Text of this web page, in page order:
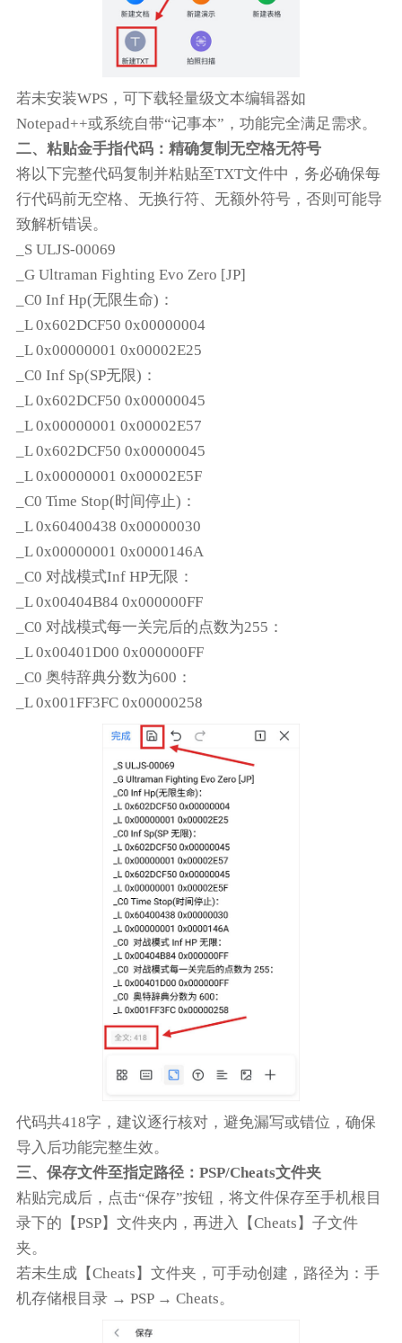
若未安装WPS，可下载轻量级文本编辑器如
Notepad++或系统自带“记事本”，功能完全满足需求。
二、粘贴金手指代码：精确复制无空格无符号
将以下完整代码复制并粘贴至TXT文件中，务必确保每
行代码前无空格、无换行符、无额外符号，否则可能导
致解析错误。
_S ULJS-00069
_G Ultraman Fighting Evo Zero [JP]
_C0 Inf Hp(无限生命)：
_L 0x602DCF50 0x00000004
_L 0x00000001 0x00002E25
_C0 Inf Sp(SP无限)：
_L 0x602DCF50 0x00000045
_L 0x00000001 0x00002E57
_L 0x602DCF50 0x00000045
_L 0x00000001 0x00002E5F
_C0 Time Stop(时间停止)：
_L 0x60400438 0x00000030
_L 0x00000001 0x0000146A
_C0 对战模式Inf HP无限：
_L 0x00404B84 0x000000FF
_C0 对战模式每一关完后的点数为255：
_L 0x00401D00 0x000000FF
_C0 奥特辞典分数为600：
_L 0x001FF3FC 0x00000258
代码共418字，建议逐行核对，避免漏写或错位，确保
导入后功能完整生效。
三、保存文件至指定路径：PSP/Cheats文件夹
粘贴完成后，点击“保存”按钮，将文件保存至手机根目
录下的【PSP】文件夹内，再进入【Cheats】子文件
夹。
若未生成【Cheats】文件夹，可手动创建，路径为：手
机存储根目录 → PSP → Cheats。